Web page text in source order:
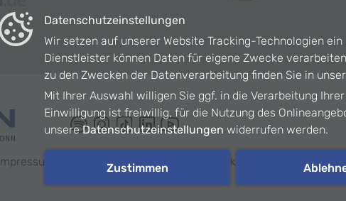
Impressum Datenschutz Barrierefreiheit Kontakt
Datenschutzeinstellungen
Wir setzen auf unserer Website Tracking-Technologien
Dienstleister können Daten für eigene Zwecke
zu den Zwecken der Datenverarbeitung finden Sie in
Mit Ihrer Auswahl willigen Sie ggf. in die Verarbeitung
Einwilligung ist freiwillig, für die Nutzung des
unsereDatenschutzeinstellungen widerrufen werden.
Zustimmen